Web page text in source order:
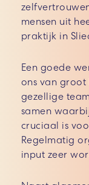
mensen uit
praktijk in
Een goede
ons van groot
gezellige
samen
cruciaal is
Regelmatig
input zeer